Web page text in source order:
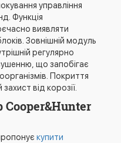
управління
Функція
виявляти
Зовнішній модуль
регулярно
що запобігає
Покриття
від корозії.
купити